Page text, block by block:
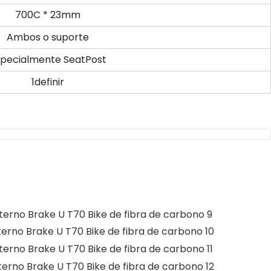
700C * 23mm
Ambos o suporte
SeatPost
1definir